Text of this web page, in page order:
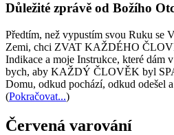
Důležité zprávě od Božího
Předtím, než vypustím svou Ruku se
Zemi, chci ZVAT KAŽDÉHO
Indikace a moje Instrukce, které dám
bych, aby KAŽDÝ ČLOVĚK byl
Domu, odkud pochází, odkud odešel
(Pokračovat...)
Červená varování